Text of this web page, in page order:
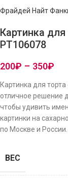
Фрайдей Найт
Картинка
PT106078
200₽ – 350₽
Картинка для
отличное решение
чтобы удивить
картинки на
по Москве и России.
ВЕС